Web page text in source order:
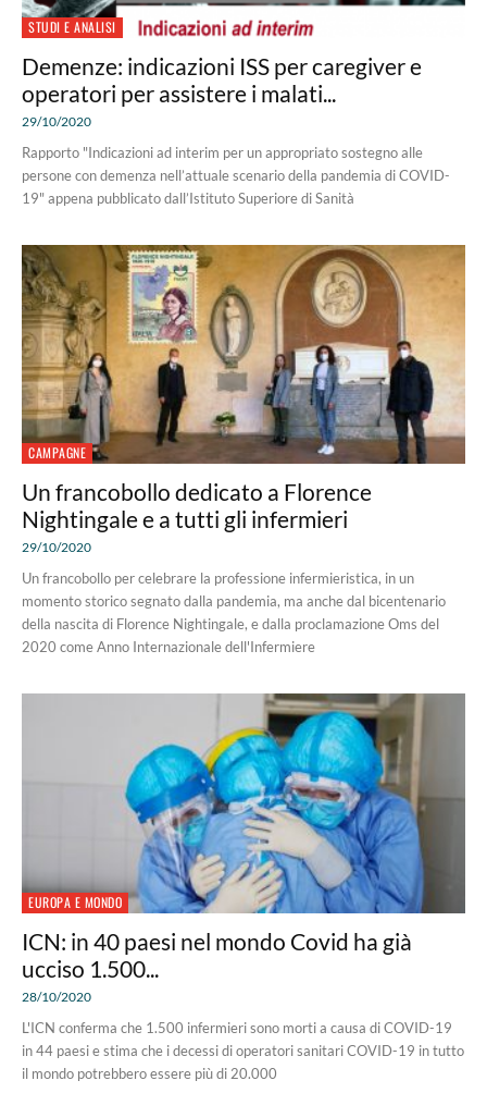
STUDI E ANALISI
Demenze: indicazioni ISS per caregiver e
operatori per assistere i malati...
29/10/2020
Rapporto "Indicazioni ad interim per un appropriato sostegno alle
persone con demenza nell’attuale scenario della pandemia di COVID-
19" appena pubblicato dall’Istituto Superiore di Sanità
CAMPAGNE
Un francobollo dedicato a Florence
Nightingale e a tutti gli infermieri
29/10/2020
Un francobollo per celebrare la professione infermieristica, in un
momento storico segnato dalla pandemia, ma anche dal bicentenario
della nascita di Florence Nightingale, e dalla proclamazione Oms del
2020 come Anno Internazionale dell'Infermiere
EUROPA E MONDO
ICN: in 40 paesi nel mondo Covid ha già
ucciso 1.500...
28/10/2020
L'ICN conferma che 1.500 infermieri sono morti a causa di COVID-19
in 44 paesi e stima che i decessi di operatori sanitari COVID-19 in tutto
il mondo potrebbero essere più di 20.000